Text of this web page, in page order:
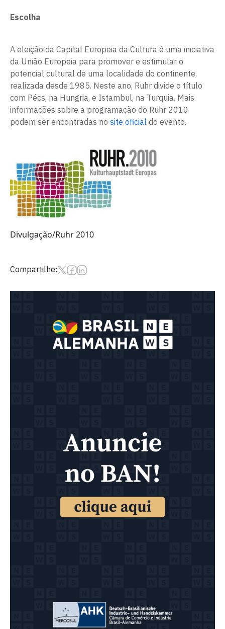
Escolha
A eleição da Capital Europeia da Cultura é uma iniciativa
da União Europeia para promover e estimular o
potencial cultural de uma localidade do continente,
realizada desde 1985. Neste ano, Ruhr divide o título
com Pécs, na Hungria, e Istambul, na Turquia. Mais
informações sobre a programação do Ruhr 2010
podem ser encontradas no site oficial do evento.
Divulgação/Ruhr 2010
Compartilhe: